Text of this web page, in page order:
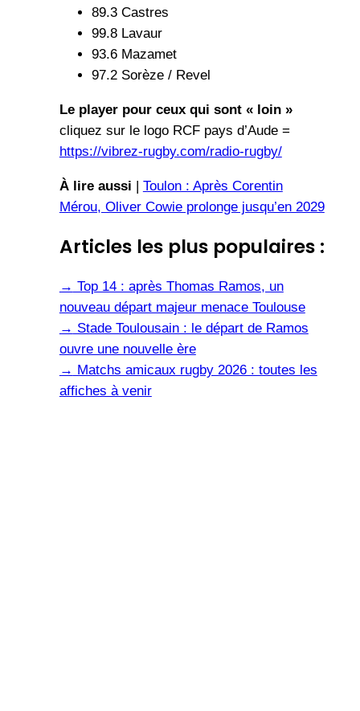
89.3 Castres
99.8 Lavaur
93.6 Mazamet
97.2 Sorèze / Revel
Le player pour ceux qui sont « loin »
cliquez sur le logo RCF pays d’Aude =
https://vibrez-rugby.com/radio-rugby/
À lire aussi | Toulon : Après Corentin
Mérou, Oliver Cowie prolonge jusqu’en 2029
Articles les plus populaires :
→ Top 14 : après Thomas Ramos, un
nouveau départ majeur menace Toulouse
→ Stade Toulousain : le départ de Ramos
ouvre une nouvelle ère
→ Matchs amicaux rugby 2026 : toutes les
affiches à venir